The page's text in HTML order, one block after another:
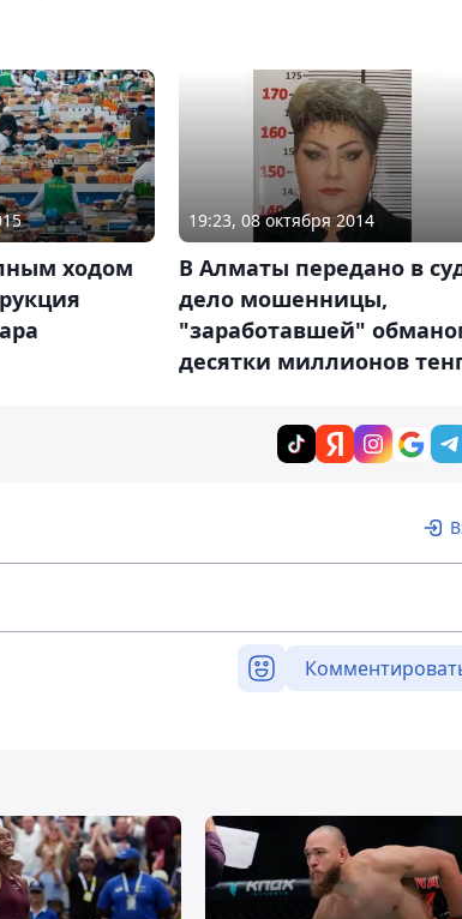
ходом
19:23, 08 октября 2014
В Алматы передано в
дело мошенницы,
"заработавшей"
десятки миллионов